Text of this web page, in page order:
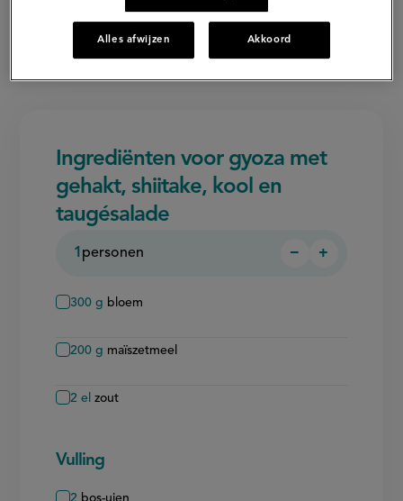
Ingrediënten voor gyoza met
gehakt, shiitake, kool en
taugésalade
1 personen
Persoon
−
Persoon
+
300 g bloem
200 g maïszetmeel
2 el zout
Vulling
2 bos-uien
Alles afwijzen Akkoord